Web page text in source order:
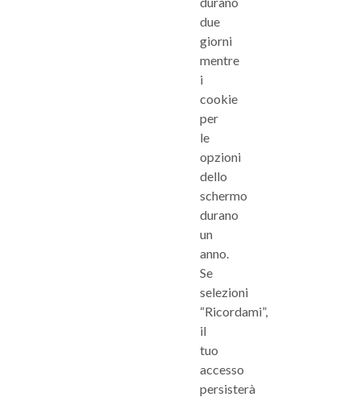
due
giorni
mentre
i
cookie
per
le
opzioni
dello
schermo
durano
un
anno.
Se
selezioni
“Ricordami”,
il
tuo
accesso
persisterà